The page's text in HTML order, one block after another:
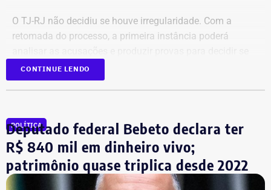
O TJ-RJ não decidiu se houve irregularidade. Com a
retomada do processo, a primeira instância poderá
houve uso indevido da publicidade oficial.
A ação popular, apresentada pelo advogado Fernando
Lyra Reis, aléga que a gestão Crivella usou perfis oficiais
da prefeitura em redes sociais, no Diário Oficial do
Município e em outros canais institucionais para divulgar
CONTINUE LENDO
POLÍTICA
Deputado federal Bebeto declara ter
R$ 840 mil em dinheiro vivo;
patrimônio quase triplica desde 2022